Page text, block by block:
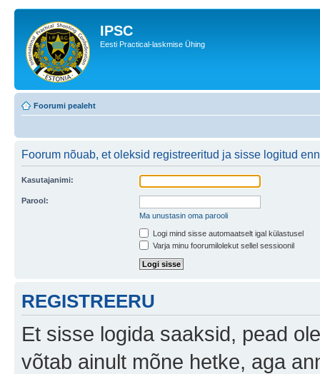
IPSC
Eesti Practical-laskmise Ühing
Foorumi pealeht
Foorum nõuab, et oleksid registreeritud ja sisse logitud
Kasutajanimi:
Parool:
Ma unustasin oma parooli
Logi mind sisse automaatselt igal külastusel
Varja minu foorumilolekut sellel sessioonil
REGISTREERU
Et sisse logida saaksid, pead
võtab ainult mõne hetke, aga